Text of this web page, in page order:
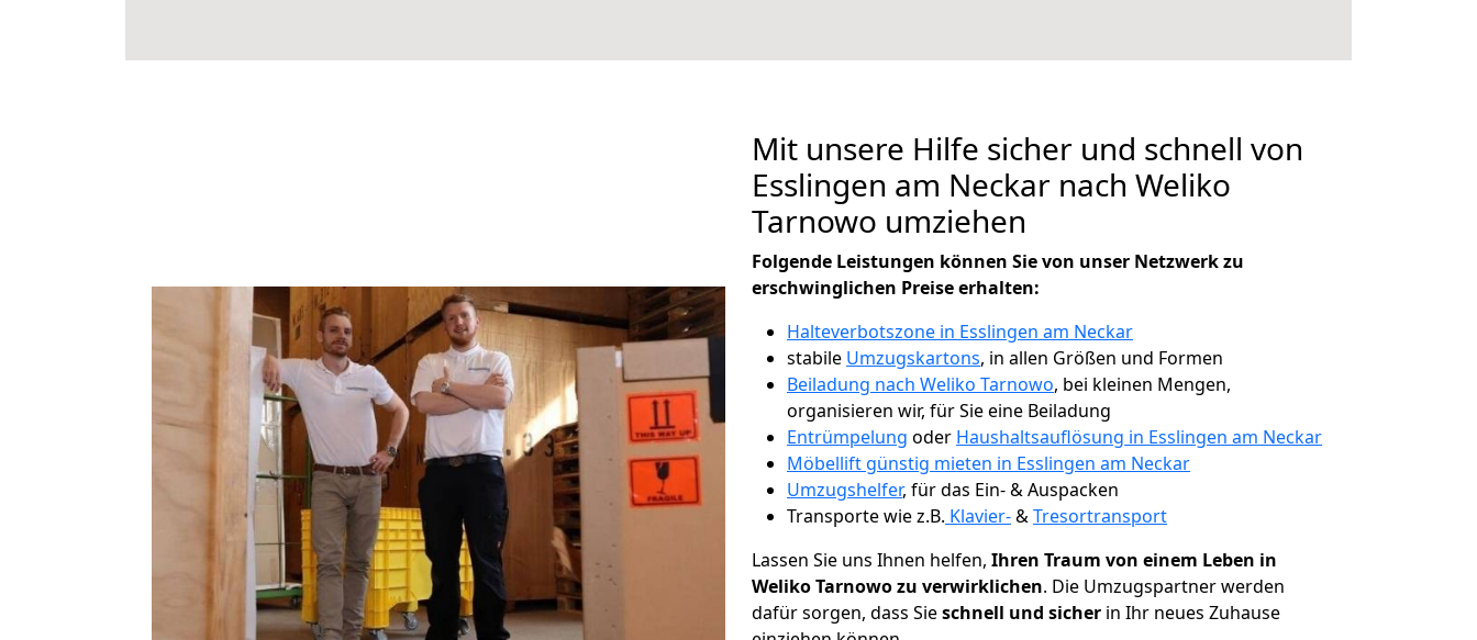
Mit unsere Hilfe sicher und schnell von
Esslingen am Neckar nach Weliko
Tarnowo umziehen
Folgende Leistungen können Sie von unser Netzwerk zu
erschwinglichen Preise erhalten:
Halteverbotszone in Esslingen am Neckar
stabile Umzugskartons, in allen Größen und Formen
Beiladung nach Weliko Tarnowo, bei kleinen Mengen,
organisieren wir, für Sie eine Beiladung
Entrümpelung oder Haushaltsauflösung in Esslingen am Neckar
Möbellift günstig mieten in Esslingen am Neckar
Umzugshelfer, für das Ein- & Auspacken
Transporte wie z.B. Klavier-&Tresortransport
Lassen Sie uns Ihnen helfen, Ihren Traum von einem Leben in
Weliko Tarnowo zu verwirklichen. Die Umzugspartner werden
dafür sorgen, dass Sieschnell und sicher in Ihr neues Zuhause